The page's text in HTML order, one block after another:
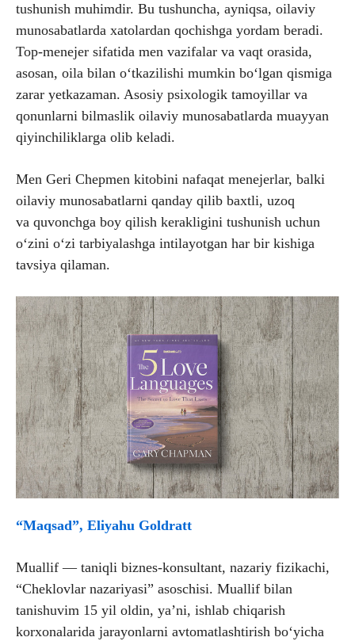
tushunish muhimdir. Bu tushuncha, ayniqsa, oilaviy
munosabatlarda xatolardan qochishga yordam beradi.
Top-menejer sifatida men vazifalar va vaqt orasida,
asosan, oila bilan o‘tkazilishi mumkin bo‘lgan qismiga
zarar yetkazaman. Asosiy psixologik tamoyillar va
qonunlarni bilmaslik oilaviy munosabatlarda muayyan
qiyinchiliklarga olib keladi.
Men Geri Chepmen kitobini nafaqat menejerlar, balki
oilaviy munosabatlarni qanday qilib baxtli, uzoq
va quvonchga boy qilish kerakligini tushunish uchun
o‘zini o‘zi tarbiyalashga intilayotgan har bir kishiga
tavsiya qilaman.
“Maqsad”, Eliyahu Goldratt
Muallif — taniqli biznes-konsultant, nazariy fizikachi,
“Cheklovlar nazariyasi” asoschisi. Muallif bilan
tanishuvim 15 yil oldin, ya’ni, ishlab chiqarish
korxonalarida jarayonlarni avtomatlashtirish bo‘yicha